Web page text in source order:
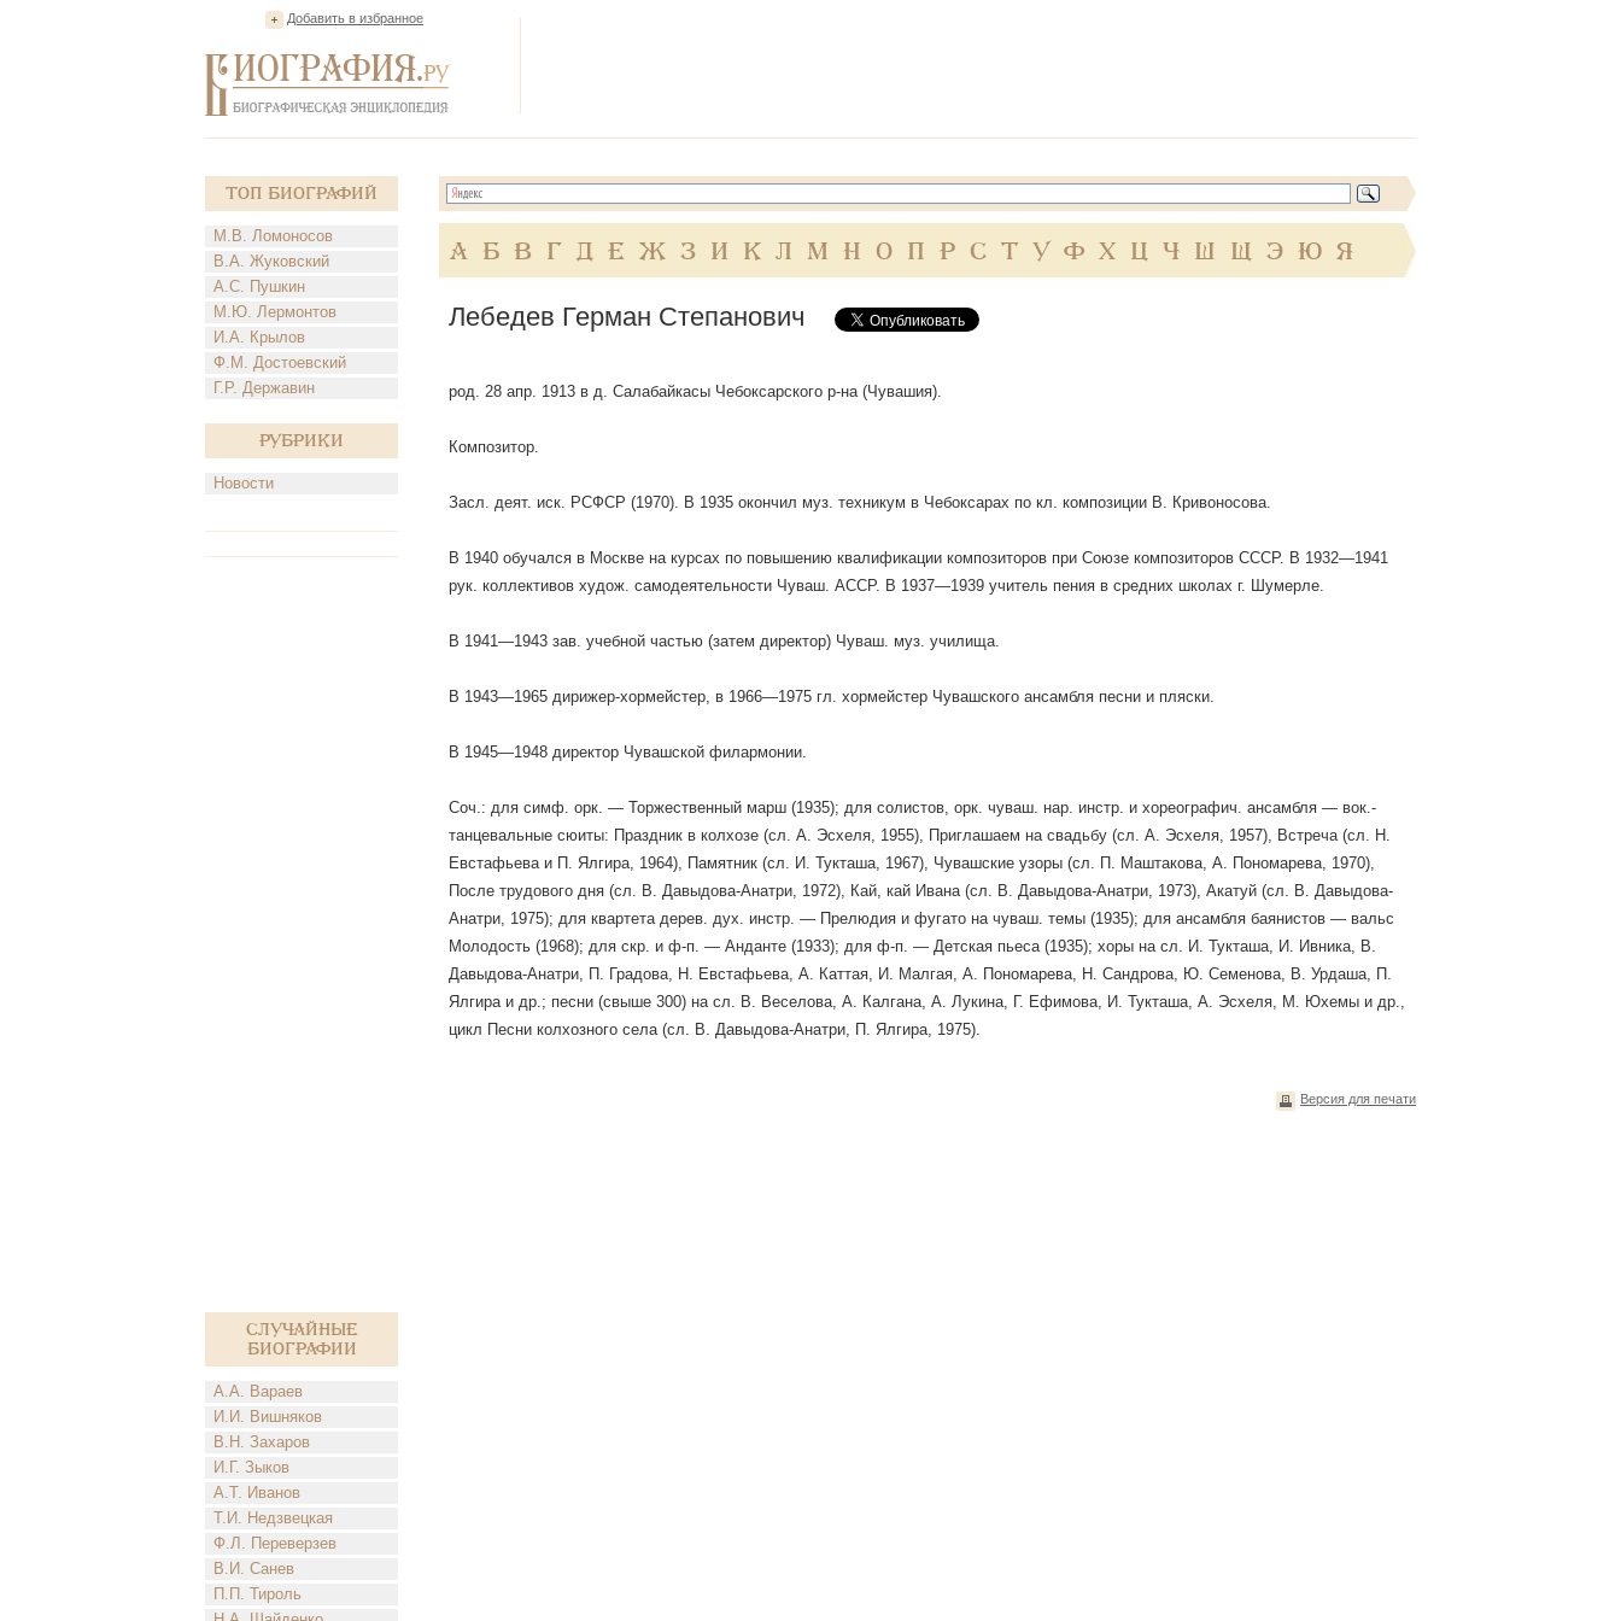
Добавить в избранное
Топ Биографий
М.В. Ломоносов
В.А. Жуковский
А.С. Пушкин
М.Ю. Лермонтов
И.А. Крылов
Ф.М. Достоевский
Г.Р. Державин
Рубрики
Новости
Случайные
биографии
А.А. Вараев
И.И. Вишняков
В.Н. Захаров
И.Г. Зыков
А.Т. Иванов
Т.И. Недзвецкая
Ф.Л. Переверзев
В.И. Санев
П.П. Тироль
А Б В Г Д Е Ж З И К Л М Н О П Р С Т У Ф Х Ц Ч Ш Щ Э Ю Я
Лебедев Герман Степанович
род. 28 апр. 1913 в д. Салабайкасы Чебоксарского р-на (Чувашия).
Композитор.
Засл. деят. иск. РСФСР (1970). В 1935 окончил муз. техникум в Чебоксарах по кл. композиции В. Кривоносова.
В 1940 обучался в Москве на курсах по повышению квалификации композиторов при Союзе композиторов СССР. В 1932—1941
рук. коллективов худож. самодеятельности Чуваш. АССР. В 1937—1939 учитель пения в средних школах г. Шумерле.
В 1941—1943 зав. учебной частью (затем директор) Чуваш. муз. училища.
В 1943—1965 дирижер-хормейстер, в 1966—1975 гл. хормейстер Чувашского ансамбля песни и пляски.
В 1945—1948 директор Чувашской филармонии.
Соч.: для симф. оpк. — Торжественный марш (1935); для солистов, орк. чуваш. нар. инстр. и хореографич. ансамбля — вок.-
танцевальные сюиты: Праздник в колхозе (сл. А. Эсхеля, 1955), Приглашаем на свадьбу (сл. А. Эсхеля, 1957), Встреча (сл. Н.
Евстафьева и П. Ялгира, 1964), Памятник (сл. И. Тукташа, 1967), Чувашские узоры (сл. П. Маштакова, А. Пономарева, 1970),
После трудового дня (сл. В. Давыдова-Анатри, 1972), Кай, кай Ивана (сл. В. Давыдова-Анатри, 1973), Акатуй (сл. В. Давыдова-
Анатри, 1975); для квартета дерев. дух. инстр. — Прелюдия и фугато на чуваш. темы (1935); для ансамбля баянистов — вальс
Молодость (1968); для скр. и ф-п. — Анданте (1933); для ф-п. — Детская пьеса (1935); хоры на сл. И. Тукташа, И. Ивника, В.
Давыдова-Анатри, П. Градова, Н. Евстафьева, А. Каттая, И. Малгая, А. Пономарева, Н. Сандрова, Ю. Семенова, В. Урдаша, П.
Ялгира и др.; песни (свыше 300) на сл. В. Веселова, А. Калгана, А. Лукина, Г. Ефимова, И. Тукташа, А. Эсхеля, М. Юхемы и др.,
цикл Песни колхозного села (сл. В. Давыдова-Анатри, П. Ялгира, 1975).
Версия для печати